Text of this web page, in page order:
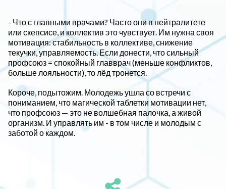
- Что с главными врачами? Часто они в нейтралитете
или скепсисе, и коллектив это чувствует. Им нужна своя
мотивация: стабильность в коллективе, снижение
текучки, управляемость. Если донести, что сильный
профсоюз = спокойный главврач (меньше конфликтов,
больше лояльности), то лёд тронется.
Короче, подытожим. Молодежь ушла со встречи с
пониманием, что магической таблетки мотивации нет,
что профсоюз — это не волшебная палочка, а живой
организм. И управлять им - в том числе и молодым с
заботой о каждом.